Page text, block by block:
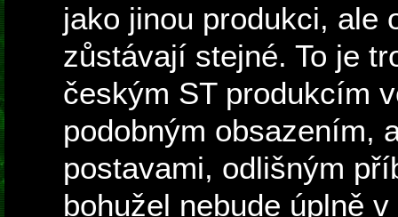
jako jinou produkci, ale
zůstávají stejné. To je
českým ST produkcím
podobným obsazením,
postavami, odlišným
bohužel nebude úplně